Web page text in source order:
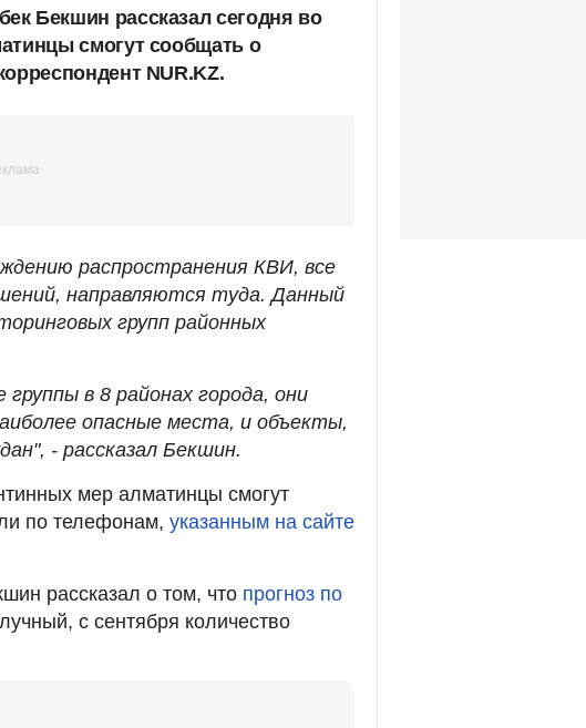
Бекшин рассказал сегодня во
смогут сообщать о
NUR.KZ.
распространения КВИ, все
направляются туда. Данный
групп районных
в 8 районах города, они
опасные места, и объекты,
- рассказал Бекшин.
мер алматинцы смогут
по телефонам, указанным на сайте
рассказал о том, что прогноз по
с сентября количество